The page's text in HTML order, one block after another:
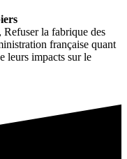
la fabrique des
française quant
leurs impacts sur le